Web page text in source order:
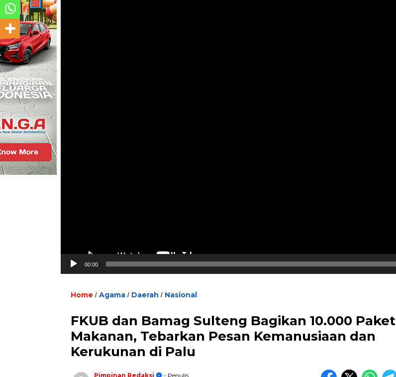
00:00
Home / Agama / Daerah / Nasional
FKUB dan Bamag Sulteng Bagikan 10.000 Paket
Makanan, Tebarkan Pesan Kemanusiaan dan
Kerukunan di Palu
Pimpinan Redaksi
- Penulis